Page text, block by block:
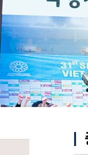
학교 CI
교직원현황
학생현황
위치/전화
전경사진